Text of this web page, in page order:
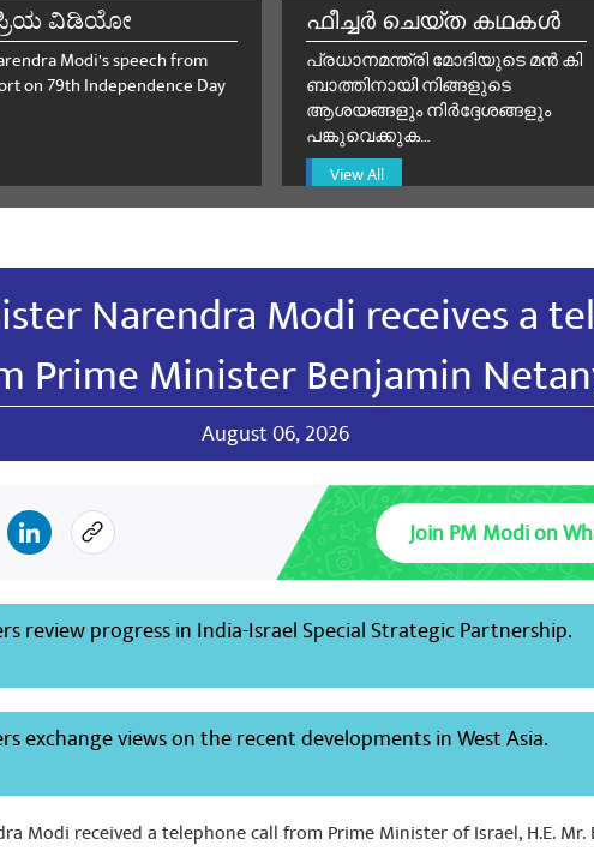
Haryana BJP State President October 09, 2024
ವಿಡಿಯೋ
Modi's speech from
on 79th Independence Day
ഫീച്ചർ ചെയ്ത കഥകൾ
പ്രധാനമന്ത്രി മോദിയുടെ മൻ കി
ബാത്തിനായി നിങ്ങളുടെ
ആശയങ്ങളും നിർദ്ദേശങ്ങളും
പങ്കുവെക്കുക…
View All
Narendra Modi receives a
Prime Minister Benjamin
August 06, 2026
Join PM Modi on
review progress in India-Israel Special Strategic Partnership.
exchange views on the recent developments in West Asia.
Modi received a telephone call from Prime Minister of Israel, H.E.